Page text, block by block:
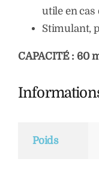
utile en cas
Stimulant,
CAPACITÉ : 60
Poids